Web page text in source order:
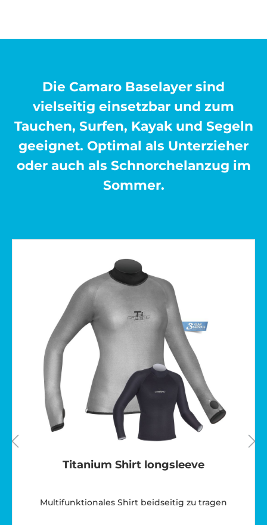
Die Camaro Baselayer sind
vielseitig einsetzbar und zum
Tauchen, Surfen, Kayak und Segeln
geeignet. Optimal als Unterzieher
oder auch als Schnorchelanzug im
Sommer.
Titanium Shirt longsleeve
Multifunktionales Shirt beidseitig zu tragen